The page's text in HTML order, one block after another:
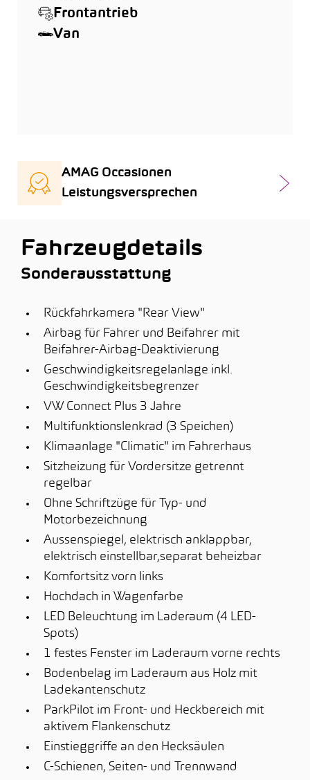
Frontantrieb
Van
AMAG Occasionen
Leistungsversprechen
Fahrzeugdetails
Sonderausstattung
Rückfahrkamera "Rear View"
Airbag für Fahrer und Beifahrer mit
Beifahrer-Airbag-Deaktivierung
Geschwindigkeitsregelanlage inkl.
Geschwindigkeitsbegrenzer
VW Connect Plus 3 Jahre
Multifunktionslenkrad (3 Speichen)
Klimaanlage "Climatic" im Fahrerhaus
Sitzheizung für Vordersitze getrennt
regelbar
Ohne Schriftzüge für Typ- und
Motorbezeichnung
Aussenspiegel, elektrisch anklappbar,
elektrisch einstellbar,separat beheizbar
Komfortsitz vorn links
Hochdach in Wagenfarbe
LED Beleuchtung im Laderaum (4 LED-
Spots)
1 festes Fenster im Laderaum vorne rechts
Bodenbelag im Laderaum aus Holz mit
Ladekantenschutz
ParkPilot im Front- und Heckbereich mit
aktivem Flankenschutz
Einstieggriffe an den Hecksäulen
C-Schienen, Seiten- und Trennwand